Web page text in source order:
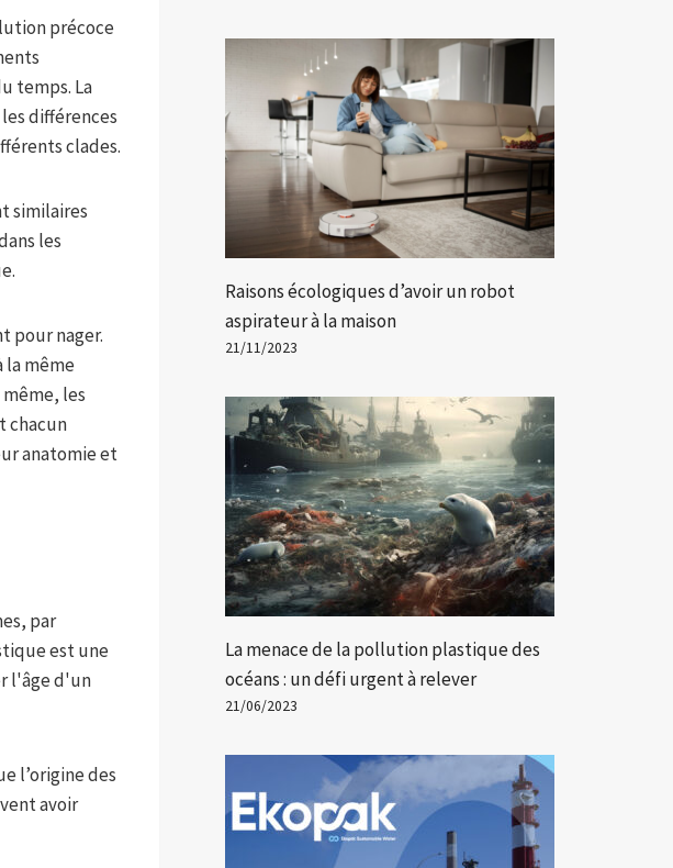
précoce
temps. La
différences
clades.
similaires
les
pour nager.
la même
les
chacun
anatomie et
par
est une
l'âge d'un
l’origine des
avoir
Raisons écologiques d’avoir un robot
aspirateur à la maison
21/11/2023
La menace de la pollution plastique des
océans : un défi urgent à relever
21/06/2023